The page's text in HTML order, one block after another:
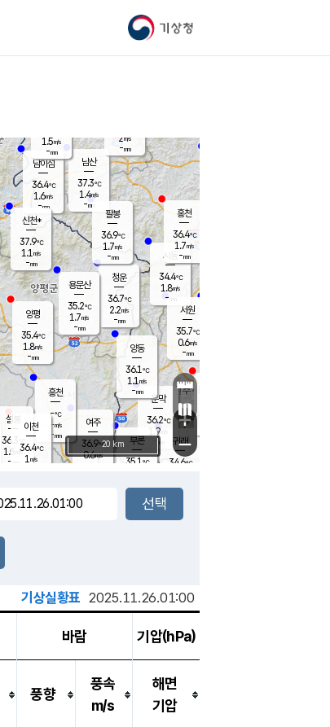
기상청
문막
36.2℃
1.9m/s
mm
남이섬
36.4℃
1.6m/s
-mm
부론
35.1 ℃
남산
37.3℃
1.4m/s
-mm
청운
36.7℃
2.2m/s
-mm
팔봉
36.9℃
1.7m/s
-mm
여주
36.9℃
0.6m/s
양동
36.1℃
1.1m/s
-mm
장호원
1.5m/s
-mm
신천*
37.9℃
1.1 m/s
-mm
흥천
-℃
-m/s
-mm
설봉
36.3
1.5 m/s
- mm
시동
34.4℃
1.8m/s
- mm
귀래
34.6℃
서원
35.7℃
0.6m/s
-mm
용문산
35.2℃
1.7m/s
-mm
홍천
36.4℃
1.7m/s
-mm
이천
36.4℃
1 m/s
양평
35.4℃
1.8m/s
-mm
2m/s
-mm
+
−
20 km
기상실황표 2025.11.26.01:00
바람 기압(hPa)
풍향
풍속
m/s
해면
기압